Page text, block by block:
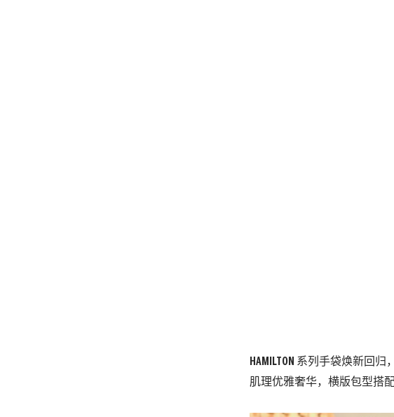
HAMILTON 系列手袋焕新回
肌理优雅奢华，横版包型搭